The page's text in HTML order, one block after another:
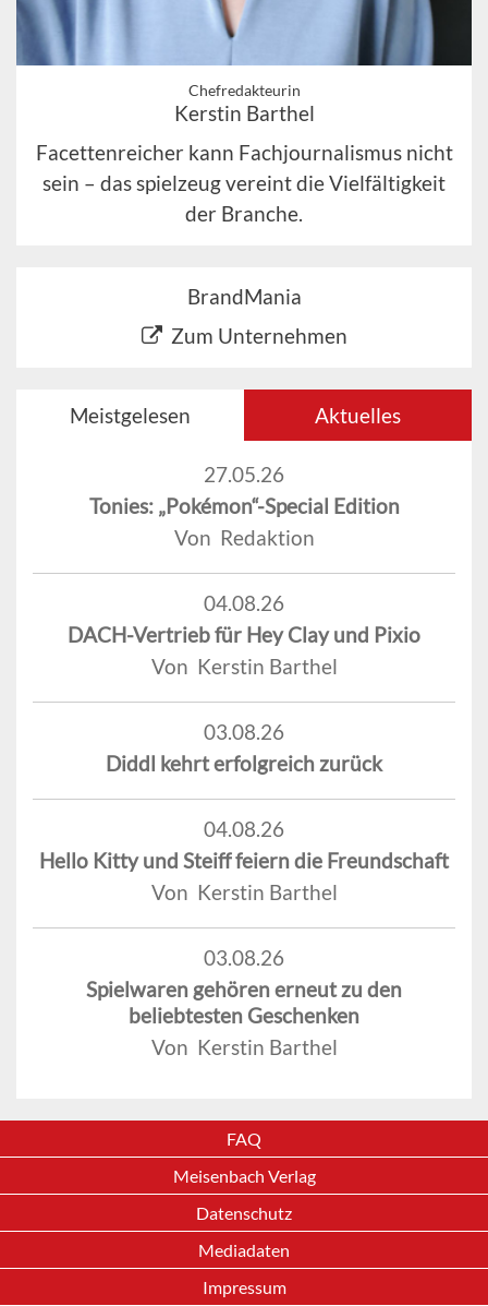
Chefredakteurin
Kerstin Barthel
Facettenreicher kann Fachjournalismus nicht
sein – das spielzeug vereint die Vielfältigkeit
der Branche.
BrandMania
Zum Unternehmen
Meistgelesen Aktuelles
27.05.26
Tonies: „Pokémon“-Special Edition
Von Redaktion
04.08.26
DACH-Vertrieb für Hey Clay und Pixio
Von Kerstin Barthel
03.08.26
Diddl kehrt erfolgreich zurück
04.08.26
Hello Kitty und Steiff feiern die Freundschaft
Von Kerstin Barthel
03.08.26
Spielwaren gehören erneut zu den
beliebtesten Geschenken
Von Kerstin Barthel
FAQ
Meisenbach Verlag
Datenschutz
Mediadaten
Impressum